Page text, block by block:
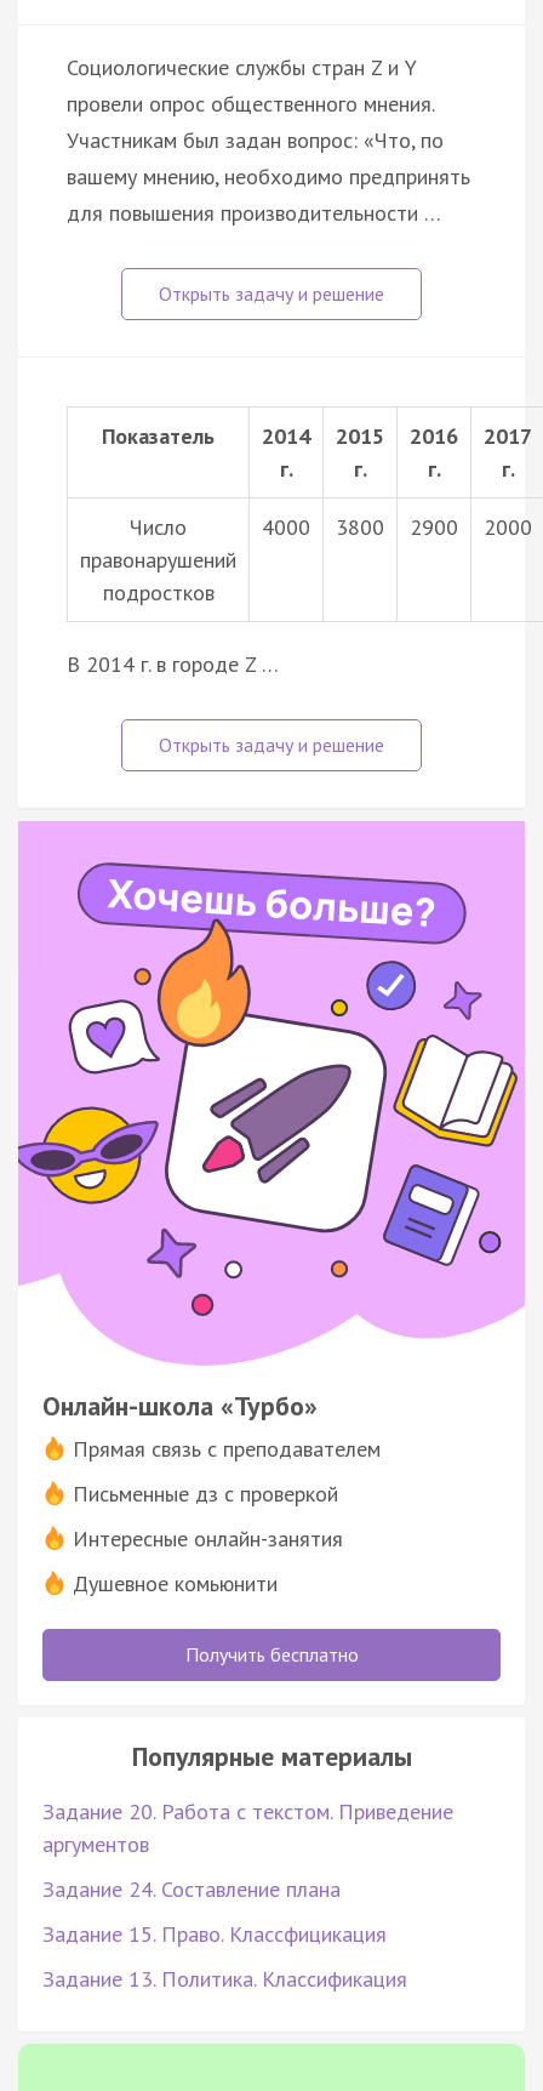
Социологические службы стран Z и Y
провели опрос общественного мнения.
Участникам был задан вопрос: «Что, по
вашему мнению, необходимо предпринять
для повышения производительности …
Показатель
2014
г.
2015
г.
2016
г.
2017
г.
Число
правонарушений
подростков
4000 3800 2900 2000
В 2014 г. в городе Z …
Онлайн-школа «Турбо»
Прямая связь с преподавателем
Письменные дз с проверкой
Интересные онлайн-занятия
Душевное комьюнити
Получить бесплатно
Популярные материалы
Задание 20. Работа с текстом. Приведение
аргументов
Задание 24. Составление плана
Задание 15. Право. Классфицикация
Задание 13. Политика. Классификация